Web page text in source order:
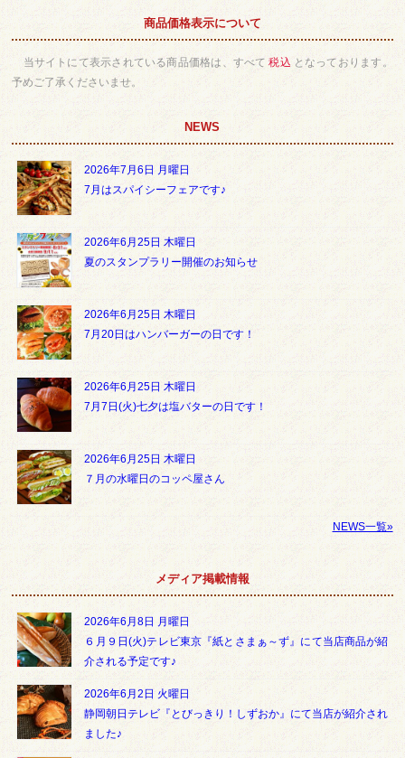
商品価格表示について
当サイトにて表示されている商品価格は、すべて 税込 となっております。
予めご了承くださいませ。
NEWS
2026年7月6日 月曜日
7月はスパイシーフェアです♪
2026年6月25日 木曜日
夏のスタンプラリー開催のお知らせ
2026年6月25日 木曜日
7月20日はハンバーガーの日です！
2026年6月25日 木曜日
7月7日(火)七夕は塩バターの日です！
2026年6月25日 木曜日
７月の水曜日のコッペ屋さん
NEWS一覧»
メディア掲載情報
2026年6月8日 月曜日
６月９日(火)テレビ東京『紙とさまぁ～ず』にて当店商品が紹
介される予定です♪
2026年6月2日 火曜日
静岡朝日テレビ『とびっきり！しずおか』にて当店が紹介され
ました♪